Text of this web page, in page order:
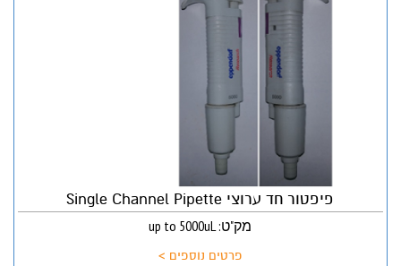
פיפטור חד ערוצי Single Channel Pipette
מק"ט: up to 5000uL
פרטים נוספים >